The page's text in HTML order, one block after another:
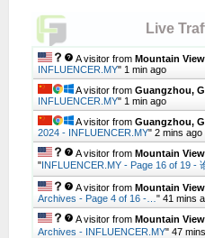
Live
A visitor from Mountain
INFLUENCER.MY" 1 min ago
A visitor from Guangzhou,
INFLUENCER.MY" 1 min ago
A visitor from Guangzhou,
2024 - INFLUENCER.MY" 2 mins ago
A visitor from Mountain
"INFLUENCER.MY - Page 16 of 19 -
A visitor from Mountain
Archives - Page 4 of 16 -… " 41 mins
A visitor from Mountain
Archives - INFLUENCER.MY" 47